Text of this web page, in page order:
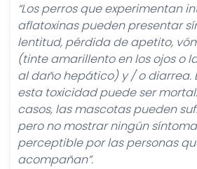
“Los perros que experimentan
aflatoxinas pueden presentar
lentitud, pérdida de apetito,
(tinte amarillento en los ojos o
al daño hepático) y / o diarrea.
esta toxicidad puede ser
casos, las mascotas pueden
pero no mostrar ningún
perceptible por las personas
acompañan”.